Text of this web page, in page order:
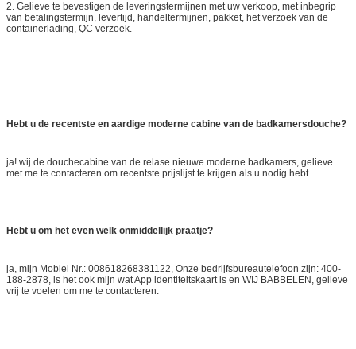
2. Gelieve te bevestigen de leveringstermijnen met uw verkoop, met inbegrip
van betalingstermijn, levertijd, handeltermijnen, pakket, het verzoek van de
containerlading, QC verzoek.
Hebt u de recentste en aardige moderne cabine van de badkamersdouche?
ja! wij de douchecabine van de relase nieuwe moderne badkamers, gelieve
met me te contacteren om recentste prijslijst te krijgen als u nodig hebt
Hebt u om het even welk onmiddellijk praatje?
ja, mijn Mobiel Nr.: 008618268381122, Onze bedrijfsbureautelefoon zijn: 400-
188-2878, is het ook mijn wat App identiteitskaart is en WIJ BABBELEN, gelieve
vrij te voelen om me te contacteren.